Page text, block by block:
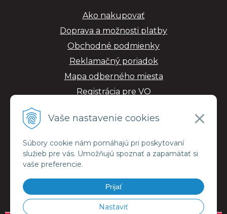
Vaše nastavenie cookies
Súbory cookie nám pomáhajú pri poskytovaní
služieb pre vás. Umožňujú spoznať a zapamätať si
vaše preferencie.
Prijať
Nastaviť
Ako nakupovať
Doprava a možnosti platby
Obchodné podmienky
Reklamačný poriadok
Mapa odberného miesta
Registrácia pre VO